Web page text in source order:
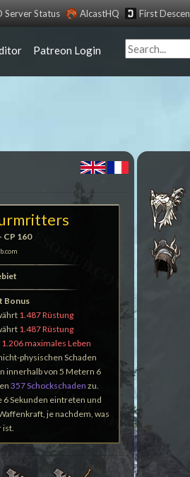
Server Status AlcastHQ First
Patreon Login
CP 160
Bonus
1.487 Rüstung
1.487 Rüstung
1.206 maximales Leben
physischen Schaden
innerhalb von 5 Metern 6
357 Schockschaden zu.
6 Sekunden eintreten und
je nachdem, was
ist.